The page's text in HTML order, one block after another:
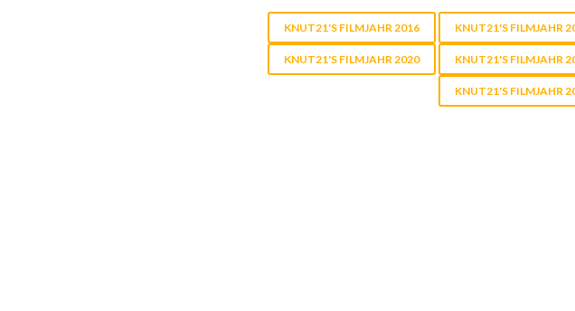
KNUT21'S FILMJAHR 2016 KNUT21'S FILMJAHR
KNUT21'S FILMJAHR 2020 KNUT21'S FILMJAHR
KNUT21'S FILMJAHR